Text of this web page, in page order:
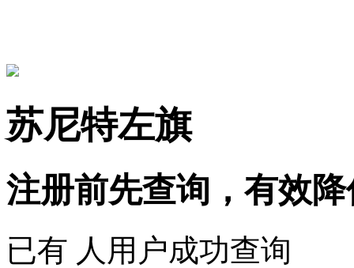
苏尼特左旗
注册前先查询， 有效
已有 人用户成功查询